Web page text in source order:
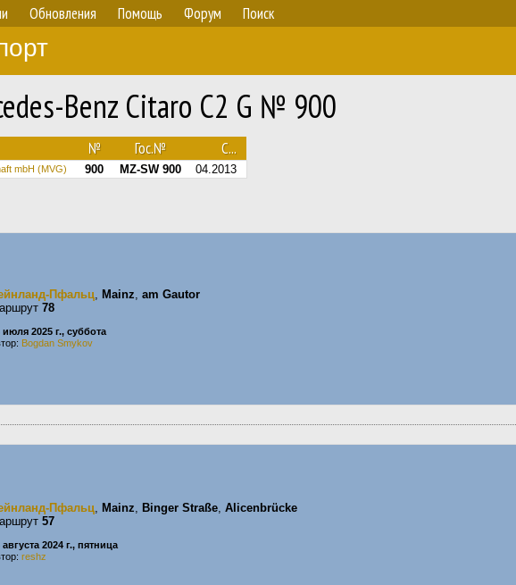
Обновления Помощь Форум Поиск
Benz Citaro C2 G № 900
№ Гос.№ С...
mbH (MVG) 900 MZ-SW 900 04.2013
Пфальц, Mainz, am Gautor
78
июля 2025 г., суббота
Bogdan Smykov
Пфальц, Mainz, Binger Straße, Alicenbrücke
57
августа 2024 г., пятница
reshz